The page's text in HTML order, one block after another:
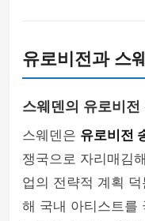
유로비전과 스
스웨덴의 유로비전
스웨덴은 유로비전
쟁국으로 자리매김
업의 전략적 계획
해 국내 아티스트를